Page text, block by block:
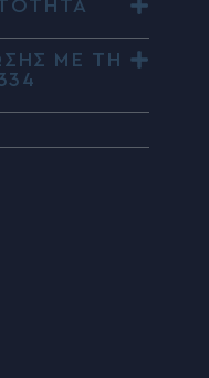
ΜΕ ΤΗ